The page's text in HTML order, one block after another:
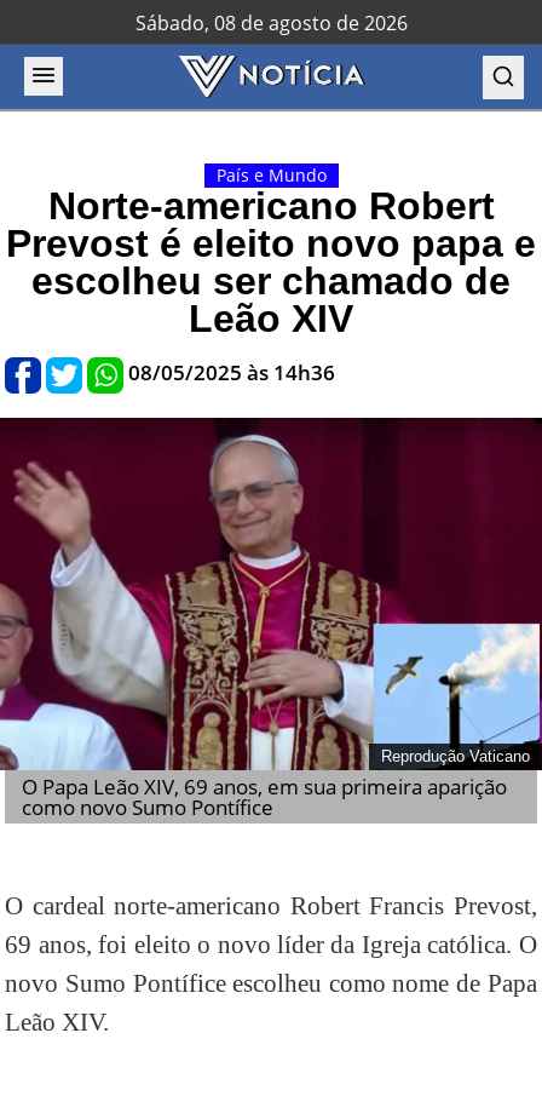
Sábado, 08 de agosto de 2026
País e Mundo
Norte-americano Robert
Prevost é eleito novo papa e
escolheu ser chamado de
Leão XIV
08/05/2025 às 14h36
Reprodução Vaticano
O Papa Leão XIV, 69 anos, em sua primeira aparição
como novo Sumo Pontífice
O cardeal norte-americano Robert Francis Prevost,
69 anos, foi eleito o novo líder da Igreja católica. O
novo Sumo Pontífice escolheu como nome de Papa
Leão XIV.